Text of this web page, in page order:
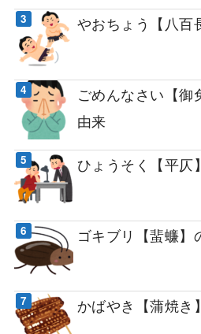
やおちょう【八百
ごめんなさい【御
由来
ひょうそく【平仄
ゴキブリ【蜚蠊】
かばやき【蒲焼き